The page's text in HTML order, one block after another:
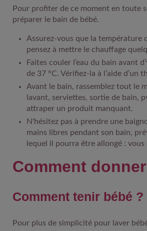
Pour profiter de ce moment en toute
préparer le bain de bébé.
Assurez-vous que la température
pensez à mettre le chauffage
Faites couler l’eau du bain avant
de 37 °C. Vérifiez-la à l’aide
Avant le bain, rassemblez tout le
lavant, serviettes, sortie de bain,
attraper un produit manquant.
N'hésitez pas à prendre une
mains libres pendant son bain,
lequel il pourra être allongé :
Comment
Comment tenir bébé ?
Pour plus de simplicité pour laver